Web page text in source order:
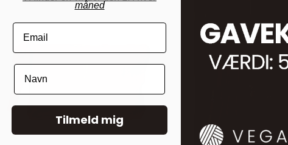
måned
Tilmeld mig